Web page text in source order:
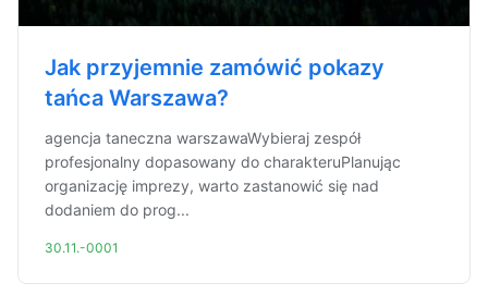
Jak przyjemnie zamówić pokazy
tańca Warszawa?
agencja taneczna warszawaWybieraj zespół
profesjonalny dopasowany do charakteruPlanując
organizację imprezy, warto zastanowić się nad
dodaniem do prog...
30.11.-0001